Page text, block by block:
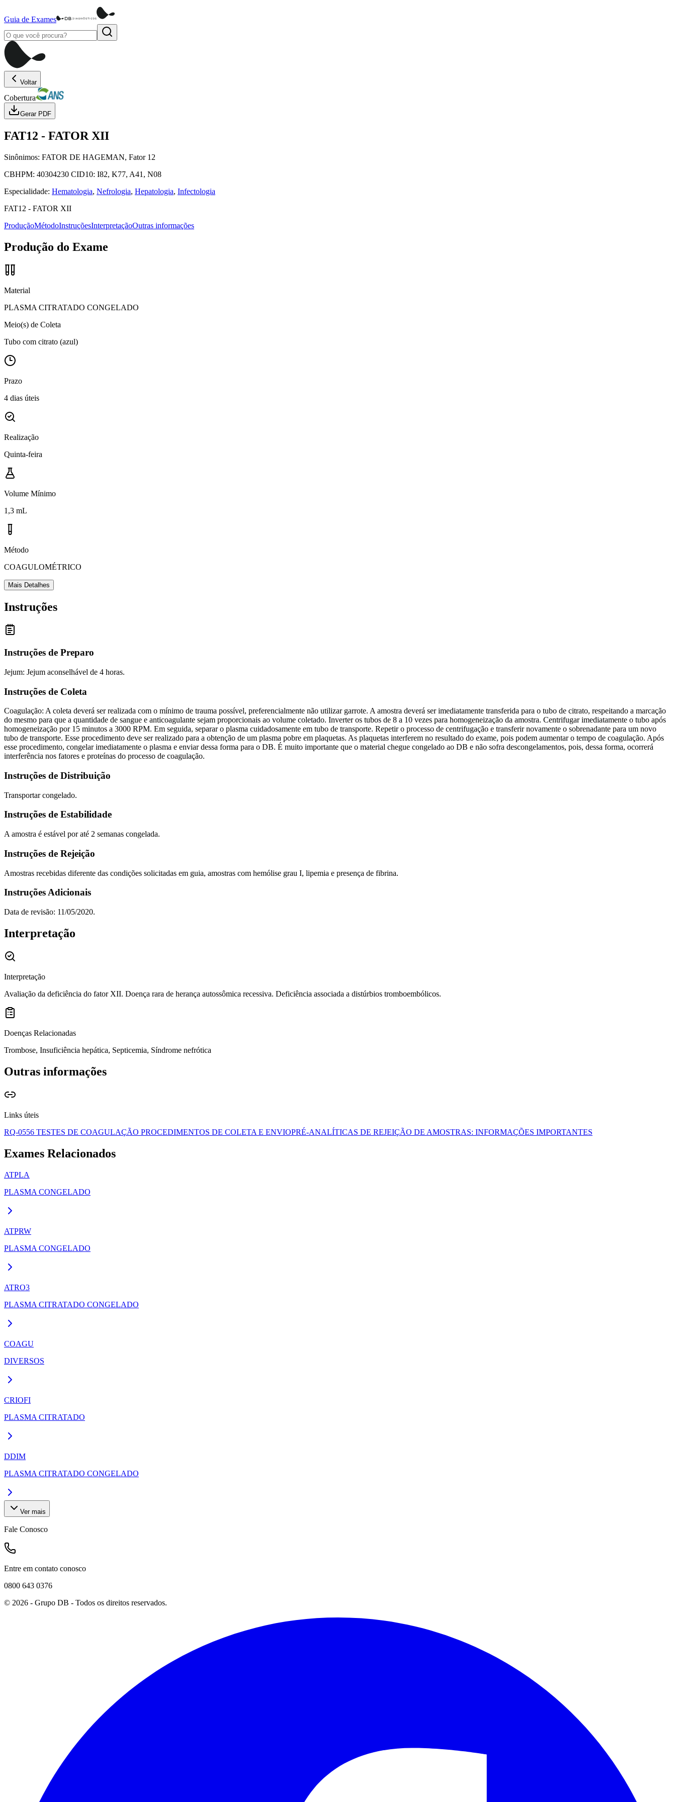
Guia de Exames
Voltar
Cobertura
Gerar PDF
FAT12 - FATOR XII
Sinônimos: FATOR DE HAGEMAN, Fator 12
CBHPM: 40304230 CID10: I82, K77, A41, N08
Especialidade: Hematologia, Nefrologia, Hepatologia, Infectologia
FAT12 - FATOR XII
ProduçãoMétodoInstruçõesInterpretaçãoOutras informações
Produção do Exame
Material
PLASMA CITRATADO CONGELADO
Meio(s) de Coleta
Tubo com citrato (azul)
Prazo
4 dias úteis
Realização
Quinta-feira
Volume Mínimo
1,3 mL
Método
COAGULOMÉTRICO
Mais Detalhes
Instruções
Instruções de Preparo
Jejum: Jejum aconselhável de 4 horas.
Instruções de Coleta
Coagulação: A coleta deverá ser realizada com o mínimo de trauma possível, preferencialmente não utilizar garrote. A amostra deverá ser imediatamente transferida para o tubo de citrato, respeitando a marcação
do mesmo para que a quantidade de sangue e anticoagulante sejam proporcionais ao volume coletado. Inverter os tubos de 8 a 10 vezes para homogeneização da amostra. Centrifugar imediatamente o tubo após
homogeneização por 15 minutos a 3000 RPM. Em seguida, separar o plasma cuidadosamente em tubo de transporte. Repetir o processo de centrifugação e transferir novamente o sobrenadante para um novo
tubo de transporte. Esse procedimento deve ser realizado para a obtenção de um plasma pobre em plaquetas. As plaquetas interferem no resultado do exame, pois podem aumentar o tempo de coagulação. Após
esse procedimento, congelar imediatamente o plasma e enviar dessa forma para o DB. É muito importante que o material chegue congelado ao DB e não sofra descongelamentos, pois, dessa forma, ocorrerá
interferência nos fatores e proteínas do processo de coagulação.
Instruções de Distribuição
Transportar congelado.
Instruções de Estabilidade
A amostra é estável por até 2 semanas congelada.
Instruções de Rejeição
Amostras recebidas diferente das condições solicitadas em guia, amostras com hemólise grau I, lipemia e presença de fibrina.
Instruções Adicionais
Data de revisão: 11/05/2020.
Interpretação
Interpretação
Avaliação da deficiência do fator XII. Doença rara de herança autossômica recessiva. Deficiência associada a distúrbios tromboembólicos.
Doenças Relacionadas
Trombose, Insuficiência hepática, Septicemia, Síndrome nefrótica
Outras informações
Links úteis
RQ-0556 TESTES DE COAGULAÇÃO PROCEDIMENTOS DE COLETA E ENVIOPRÉ-ANALÍTICAS DE REJEIÇÃO DE AMOSTRAS: INFORMAÇÕES IMPORTANTES
Exames Relacionados
ATPLA
PLASMA CONGELADO
ATPRW
PLASMA CONGELADO
ATRO3
PLASMA CITRATADO CONGELADO
COAGU
DIVERSOS
CRIOFI
PLASMA CITRATADO
DDIM
PLASMA CITRATADO CONGELADO
Ver mais
Fale Conosco
Entre em contato conosco
0800 643 0376
© 2026 - Grupo DB - Todos os direitos reservados.